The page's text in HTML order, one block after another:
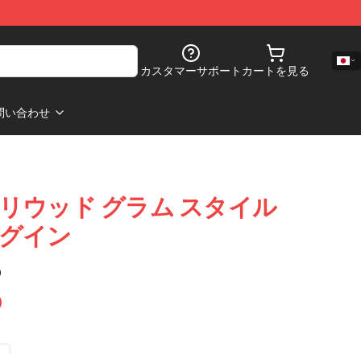
カスタマーサポート カートを見る
い合わせ
ウッド グラム スタイル
イン